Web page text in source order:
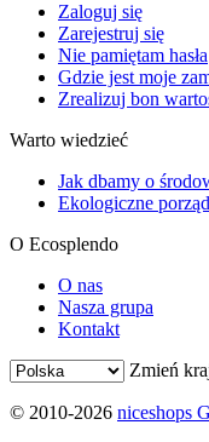
Zaloguj się
Zarejestruj się
Nie pamiętam hasła
Gdzie jest moje
Zrealizuj bon
Warto wiedzieć
Jak dbamy o
Ekologiczne
O Ecosplendo
O nas
Nasza grupa
Kontakt
Zmień
© 2010-2026 niceshops